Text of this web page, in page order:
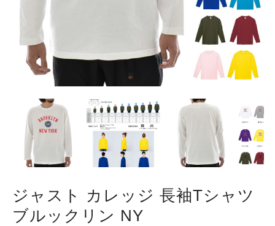
ジャスト カレッジ 長袖Tシャツ
ブルックリン NY